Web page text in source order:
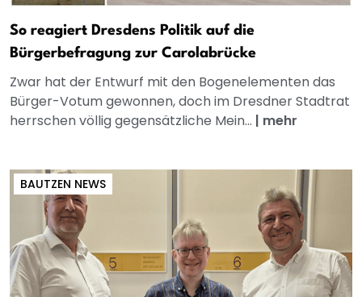
So reagiert Dresdens Politik auf die
Bürgerbefragung zur Carolabrücke
Zwar hat der Entwurf mit den Bogenelementen das
Bürger-Votum gewonnen, doch im Dresdner Stadtrat
herrschen völlig gegensätzliche Mein... | mehr
BAUTZEN NEWS